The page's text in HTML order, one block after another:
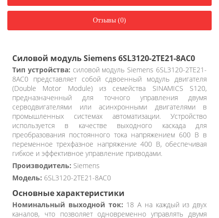
Отзывы (0)
Силовой модуль Siemens 6SL3120-2TE21-8AC0
Тип устройства: силовой модуль Siemens 6SL3120-2TE21-
8AC0 представляет собой сдвоенный модуль двигателя
(Double Motor Module) из семейства SINAMICS S120,
предназначенный для точного управления двумя
серводвигателями или асинхронными двигателями в
промышленных системах автоматизации. Устройство
используется в качестве выходного каскада для
преобразования постоянного тока напряжением 600 В в
переменное трехфазное напряжение 400 В, обеспечивая
гибкое и эффективное управление приводами.
Производитель: Siemens
Модель: 6SL3120-2TE21-8AC0
Основные характеристики
Номинальный выходной ток: 18 А на каждый из двух
каналов, что позволяет одновременно управлять двумя